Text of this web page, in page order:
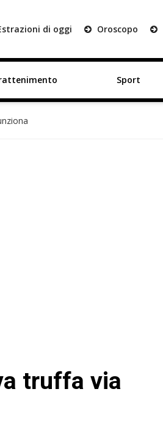
di oggi Oroscopo
Sport
truffa via